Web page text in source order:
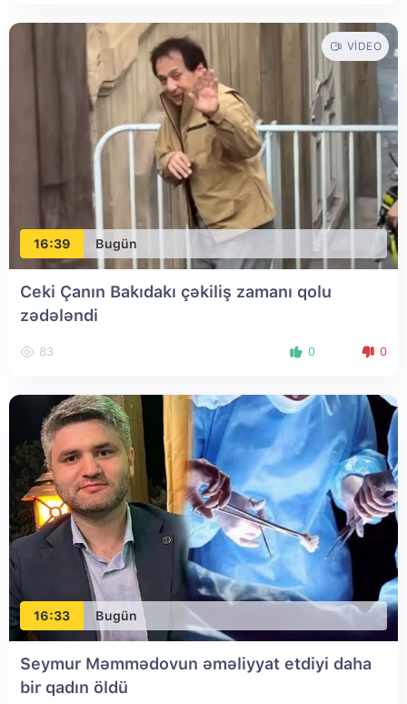
16:39 Bugün
VIDEO
Ceki Çanın Bakıdakı çəkiliş zamanı qolu
zədələndi
83 0 0
16:33 Bugün
Seymur Məmmədovun əməliyyat etdiyi daha
bir qadın öldü